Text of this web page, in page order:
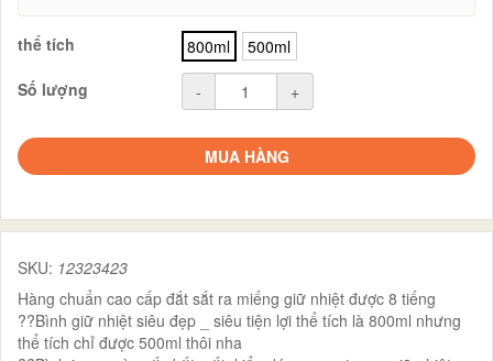
thể tích 800ml
500ml
Số lượng
- +
MUA HÀNG
SKU: 12323423
Hàng chuẩn cao cấp đắt sắt ra miếng giữ nhiệt được 8 tiếng
??Bình giữ nhiệt siêu đẹp _ siêu tiện lợi thể tích là 800ml nhưng
thể tích chỉ được 500ml thôi nha